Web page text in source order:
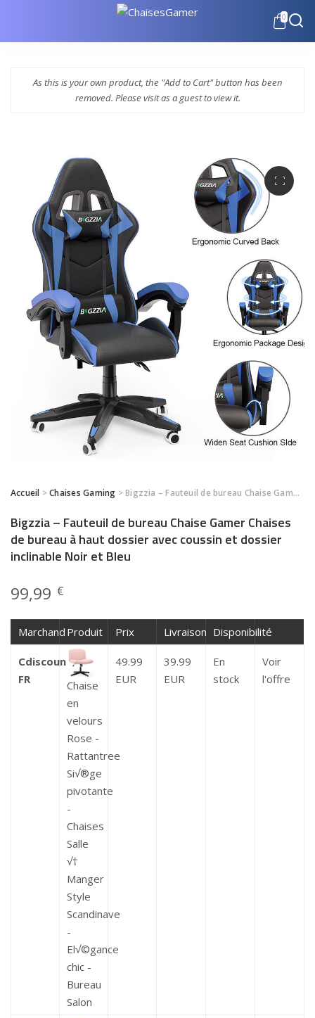
0
As this is your own product, the "Add to Cart" button has been
removed. Please visit as a guest to view it.
Accueil >Chaises Gaming > Bigzzia – Fauteuil de bureau Chaise Gamer Chaises de bureau à haut dossier avec coussin et dossier inclinable Noir et Bleu
Bigzzia – Fauteuil de bureau Chaise Gamer Chaises
de bureau à haut dossier avec coussin et dossier
inclinable Noir et Bleu
99,99 €
Marchand Produit Prix Livraison Disponibilité
Cdiscount
FR
Chaise
en
velours
Rose -
Rattantree
Si√®ge
pivotante
-
Chaises
Salle
√†
Manger
Style
Scandinave
-
El√©gance
chic -
Bureau
Salon
49.99
EUR
39.99
EUR
En
stock
Voir
l'offre